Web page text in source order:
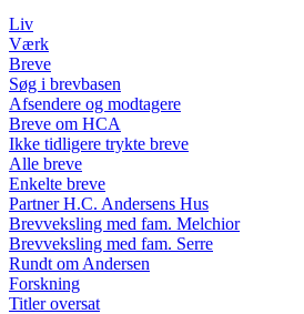
Liv
Værk
Breve
Søg i brevbasen
Afsendere og modtagere
Breve om HCA
Ikke tidligere trykte breve
Alle breve
Enkelte breve
Partner H.C. Andersens Hus
Brevveksling med fam. Melchior
Brevveksling med fam. Serre
Rundt om Andersen
Forskning
Titler oversat